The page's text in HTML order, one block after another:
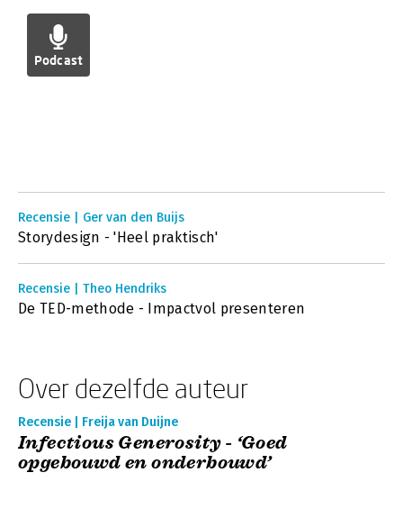
Podcast
Recensie | Ger van den Buijs
Storydesign - 'Heel praktisch'
Recensie | Theo Hendriks
De TED-methode - Impactvol presenteren
Over dezelfde auteur
Recensie | Freija van Duijne
Infectious Generosity - ‘Goed
opgebouwd en onderbouwd’